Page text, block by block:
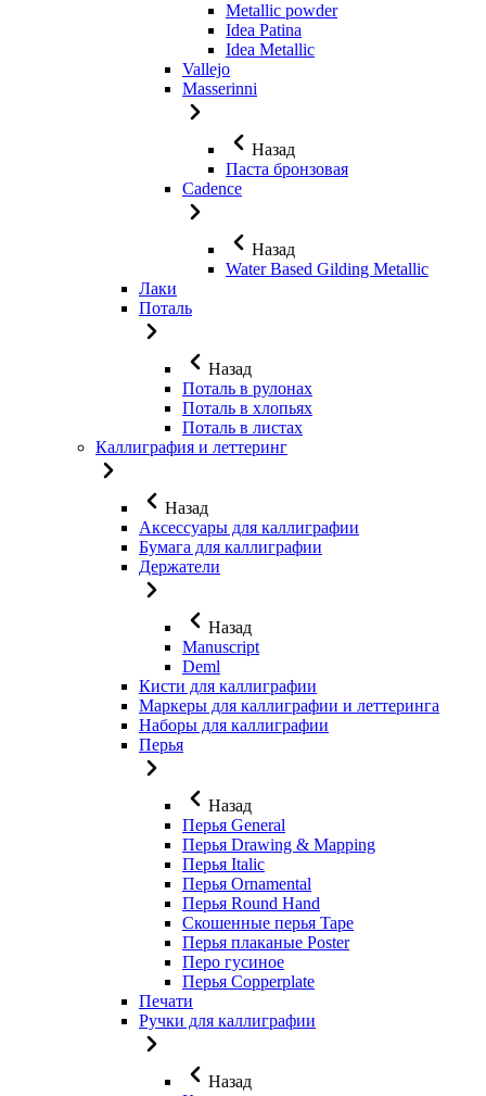
Metallic powder
Idea Patina
Idea Metallic
Vallejo
Masserinni
Назад
Паста бронзовая
Cadence
Назад
Water Based Gilding Metallic
Лаки
Поталь
Назад
Поталь в рулонах
Поталь в хлопьях
Поталь в листах
Каллиграфия и леттеринг
Назад
Аксессуары для каллиграфии
Бумага для каллиграфии
Держатели
Назад
Manuscript
Deml
Кисти для каллиграфии
Маркеры для каллиграфии и леттеринга
Наборы для каллиграфии
Перья
Назад
Перья General
Перья Drawing & Mapping
Перья Italic
Перья Ornamental
Перья Round Hand
Скошенные перья Tape
Перья плаканые Poster
Перо гусиное
Перья Copperplate
Печати
Ручки для каллиграфии
Назад